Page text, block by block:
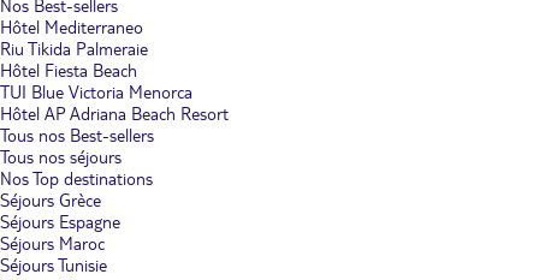
Nos Best-sellers
Hôtel Mediterraneo
Riu Tikida Palmeraie
Hôtel Fiesta Beach
TUI Blue Victoria Menorca
Hôtel AP Adriana Beach Resort
Tous nos Best-sellers
Tous nos séjours
Nos Top destinations
Séjours Grèce
Séjours Espagne
Séjours Maroc
Séjours Tunisie